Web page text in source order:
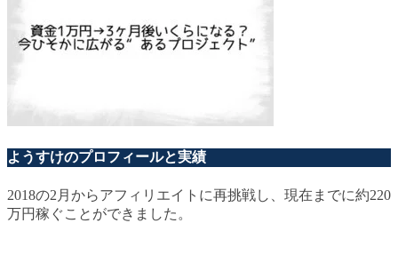
ようすけのプロフィールと実績
2018の2月からアフィリエイトに再挑戦し、現在までに約220
万円稼ぐことができました。